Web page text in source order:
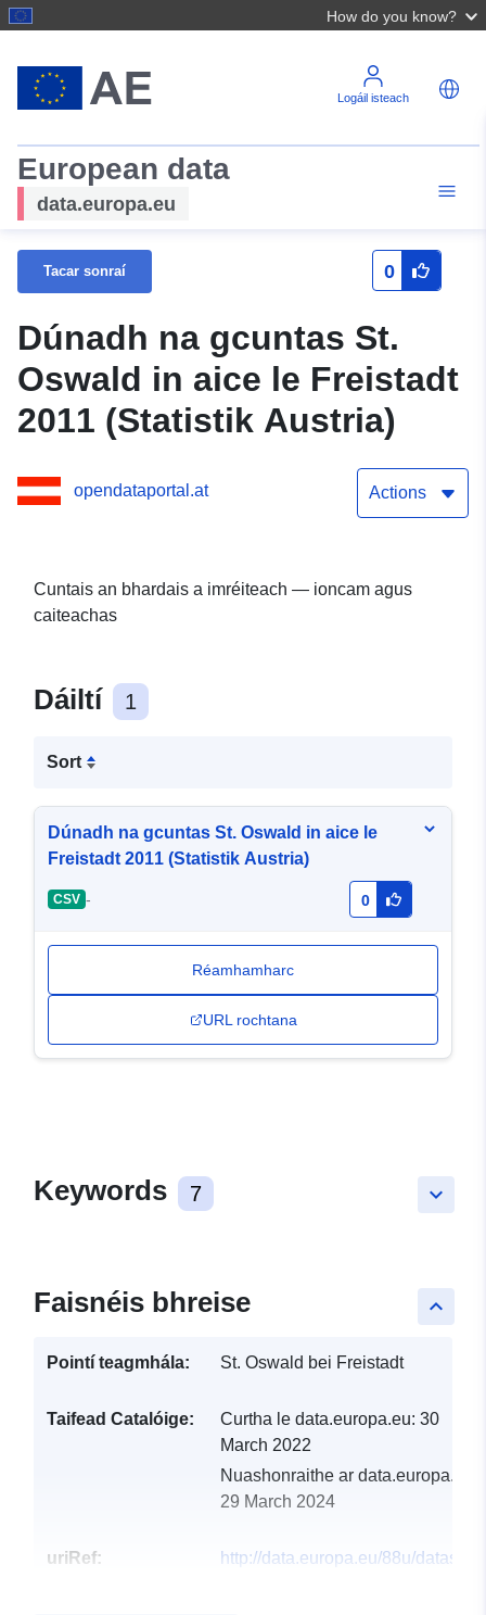
How do you know?
Logáil isteach
European data
data.europa.eu
Tacar sonraí 0
Dúnadh na gcuntas St.
Oswald in aice le Freistadt
2011 (Statistik Austria)
opendataportal.at Actions
Cuntais an bhardais a imréiteach — ioncam agus
caiteachas
Dáiltí 1
Sort
Dúnadh na gcuntas St. Oswald in aice le
Freistadt 2011 (Statistik Austria)
CSV - 0
Réamhamharc
URL rochtana
keyboard_arrow_down
Keywords 7
keyboard_arrow_up
Faisnéis bhreise
Pointí teagmhála: St. Oswald bei Freistadt
Taifead Catalóige: Curtha le data.europa.eu: 30
March 2022
Nuashonraithe ar data.europa.eu:
29 March 2024
uriRef:
http://data.europa.eu/88u/